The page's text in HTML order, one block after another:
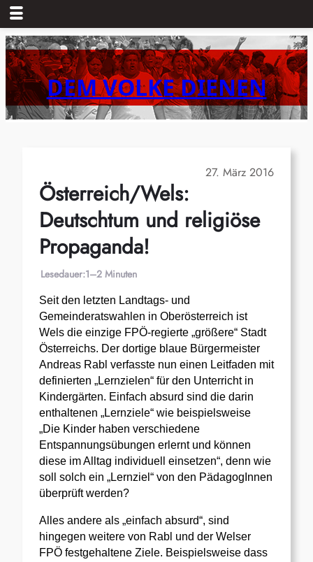
Zum
Inhalt
springenDEM VOLKE DIENEN
27. März 2016
Österreich/Wels:
Deutschtum und religiöse
Propaganda!
Lesedauer:1–2 Minuten
Seit den letzten Landtags- und
Gemeinderatswahlen in Oberösterreich ist
Wels die einzige FPÖ-regierte „größere“ Stadt
Österreichs. Der dortige blaue Bürgermeister
Andreas Rabl verfasste nun einen Leitfaden mit
definierten „Lernzielen“ für den Unterricht in
Kindergärten. Einfach absurd sind die darin
enthaltenen „Lernziele“ wie beispielsweise
„Die Kinder haben verschiedene
Entspannungsübungen erlernt und können
diese im Alltag individuell einsetzen“, denn wie
soll solch ein „Lernziel“ von den PädagogInnen
überprüft werden?
Alles andere als „einfach absurd“, sind
hingegen weitere von Rabl und der Welser
FPÖ festgehaltene Ziele. Beispielsweise dass